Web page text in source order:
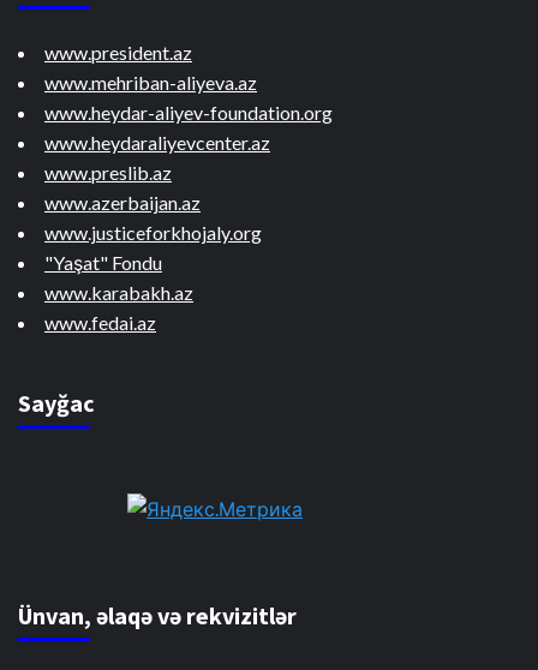
www.president.az
www.mehriban-aliyeva.az
www.heydar-aliyev-foundation.org
www.heydaraliyevcenter.az
www.preslib.az
www.azerbaijan.az
www.justiceforkhojaly.org
"Yaşat" Fondu
www.karabakh.az
www.fedai.az
Sayğac
Ünvan, əlaqə və rekvizitlər